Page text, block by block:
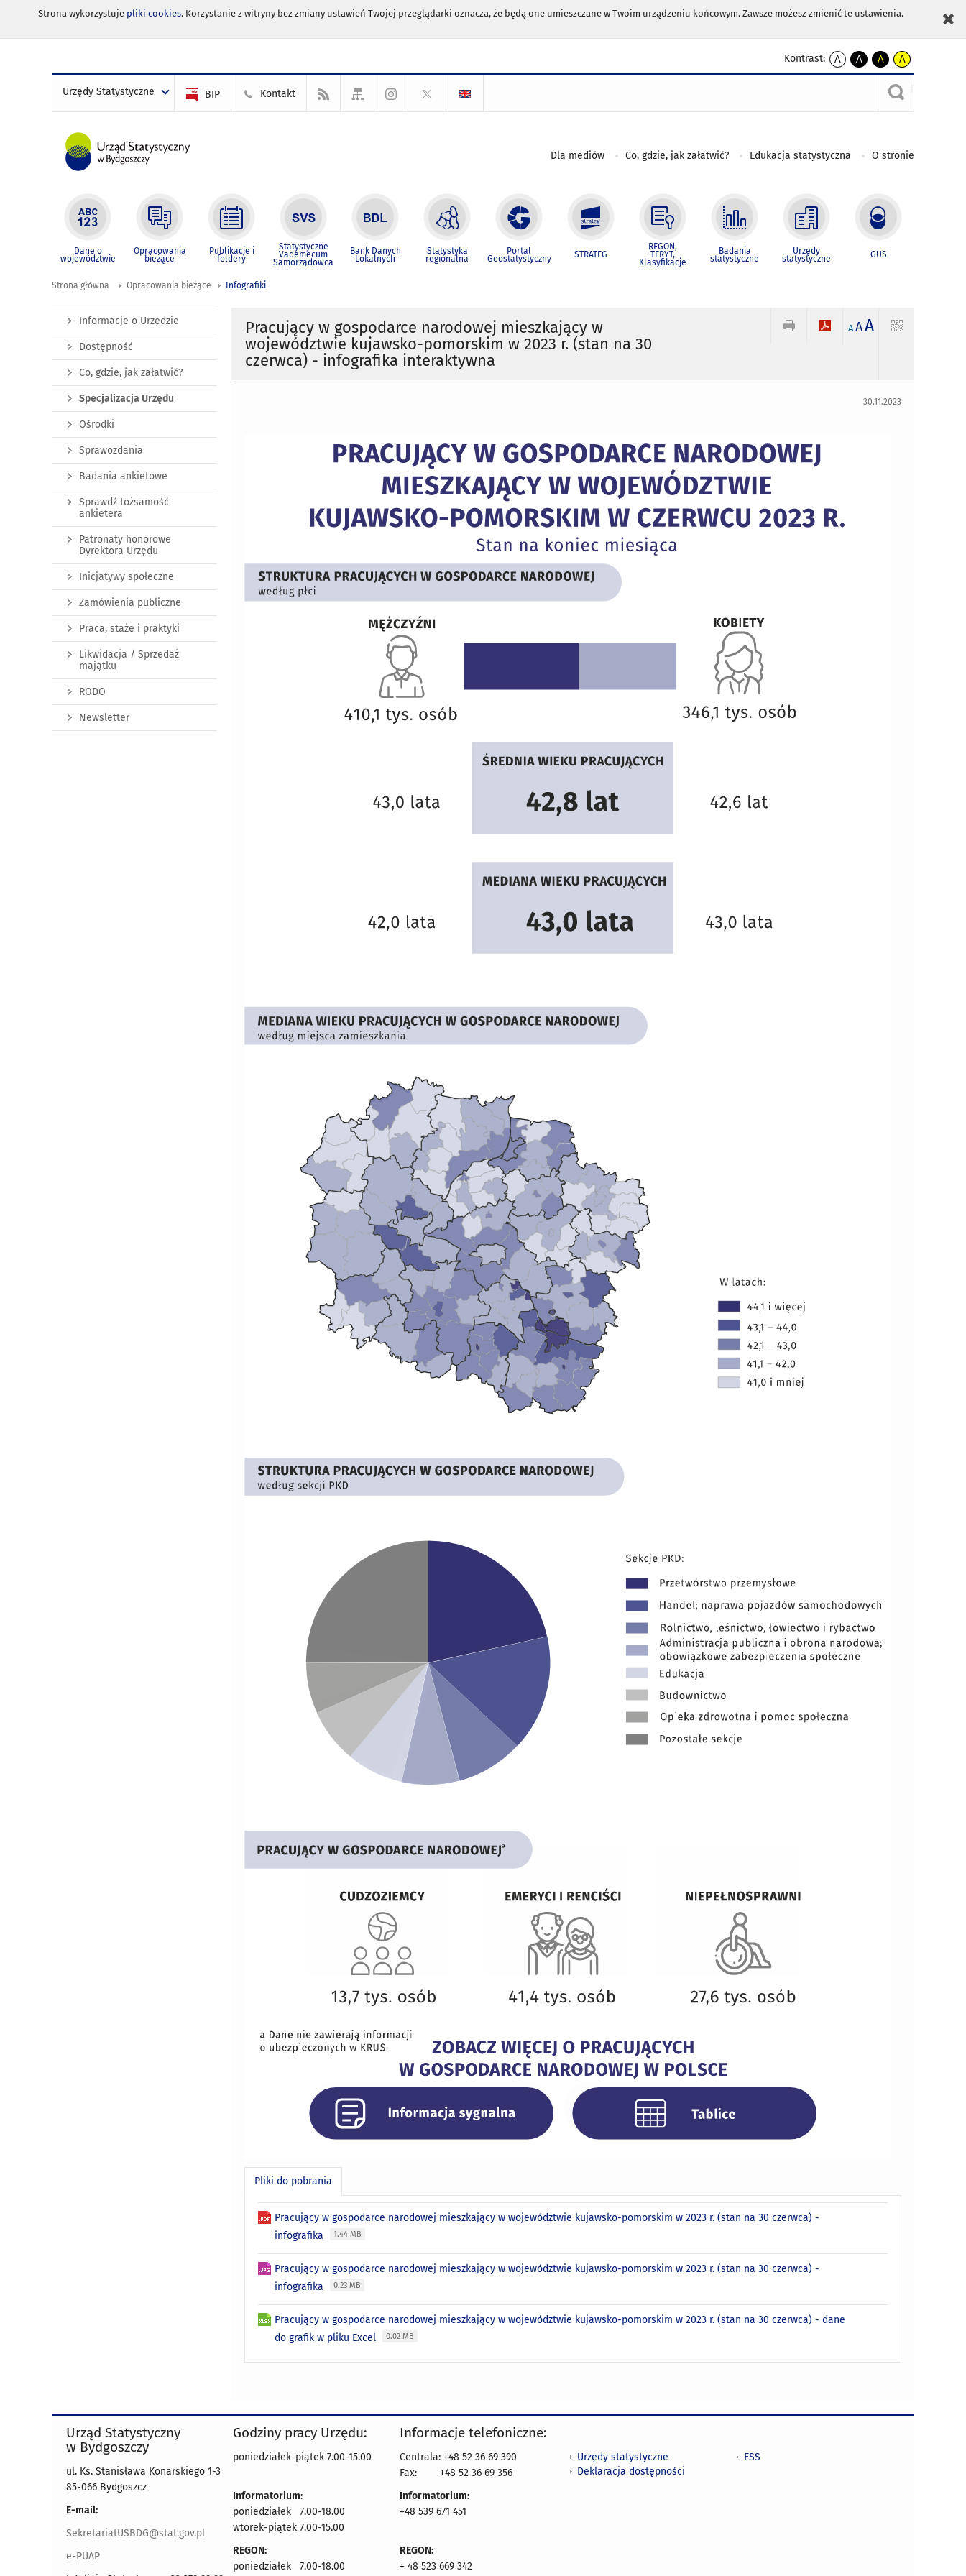
Strona wykorzystuje pliki cookies. Korzystanie z witryny bez zmiany ustawień Twojej przeglądarki oznacza, że będą one umieszczane w Twoim urządzeniu końcowym. Zawsze możesz zmienić te ustawienia.
Kontrast:
A
kontrast
A
kontrast
czarnym
A
kontrast
żółty
tekst
czarnym
A
kontrast
czarny
tekst
żółtym
Urzędy Statystyczne BIP Kontakt
Dla mediów Co, gdzie, jak załatwić? Edukacja statystyczna O stronie
Dane o
województwie
Opracowania
bieżące
Publikacje i
foldery
Statystyczne
Vademecum
Samorządowca
Bank Danych
Lokalnych
Statystyka
regionalna
Portal
Geostatystyczny STRATEG
REGON,
TERYT,
Klasyfikacje
Badania
statystyczne
Urzędy
statystyczne GUS
Strona główna Opracowania bieżące Infografiki
Pracujący w gospodarce narodowej mieszkający w
województwie kujawsko-pomorskim w 2023 r. (stan na 30
czerwca) - infografika interaktywna
A AA
30.11.2023
Pliki do pobrania
Pracujący w gospodarce narodowej mieszkający w województwie kujawsko-pomorskim w 2023 r. (stan na 30 czerwca) -
infografika
1.44 MB
Pracujący w gospodarce narodowej mieszkający w województwie kujawsko-pomorskim w 2023 r. (stan na 30 czerwca) -
infografika
0.23 MB
Pracujący w gospodarce narodowej mieszkający w województwie kujawsko-pomorskim w 2023 r. (stan na 30 czerwca) - dane
do grafik w pliku Excel
0.02 MB
Informacje o Urzędzie
Dostępność
Co, gdzie, jak załatwić?
Specjalizacja Urzędu
Ośrodki
Sprawozdania
Badania ankietowe
Sprawdź tożsamość
ankietera
Patronaty honorowe
Dyrektora Urzędu
Inicjatywy społeczne
Zamówienia publiczne
Praca, staże i praktyki
Likwidacja / Sprzedaż
majątku
RODO
Newsletter
Urząd Statystyczny
w Bydgoszczy
ul. Ks. Stanisława Konarskiego 1-3
85-066 Bydgoszcz
E-mail:
SekretariatUSBDG@stat.gov.pl
e-PUAP
Godziny pracy Urzędu:
poniedziałek-piątek 7.00-15.00
Informatorium:
poniedziałek 7.00-18.00
wtorek-piątek 7.00-15.00
REGON:
poniedziałek 7.00-18.00
Informacje telefoniczne:
Centrala: +48 52 36 69 390
Fax:
+48 52 36 69 356
Informatorium:
+48 539 671 451
REGON:
+ 48 523 669 342
Urzędy statystyczne
Deklaracja dostępności
ESS